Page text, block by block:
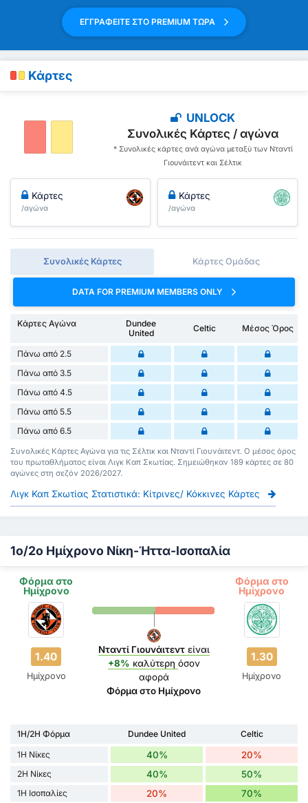
ΕΓΓΡΑΦΕΙΤΕ ΣΤΟ PREMIUM ΤΩΡΑ
Κάρτες
UNLOCK
Συνολικές Κάρτες / αγώνα
* Συνολικές κάρτες ανά αγώνα μεταξύ των Νταντί
Γιουνάιτεντ και Σέλτικ
Κάρτες
/αγώνα
Κάρτες
/αγώνα
Συνολικές Κάρτες Κάρτες Ομάδας
DATA FOR PREMIUM MEMBERS ONLY
Κάρτες Αγώνα
Dundee
United
Celtic Μέσος Όρος
Πάνω από 2.5
Πάνω από 3.5
Πάνω από 4.5
Πάνω από 5.5
Πάνω από 6.5
Συνολικές Κάρτες Αγώνα για τις Σέλτικ και Νταντί Γιουνάιτεντ. Ο μέσος όρος
του πρωταθλήματος είναι Λιγκ Καπ Σκωτίας. Σημειώθηκαν 189 κάρτες σε 80
αγώνες στη σεζόν 2026/2027.
Λιγκ Καπ Σκωτίας Στατιστικά: Κίτρινες/ Κόκκινες Κάρτες
1ο/2ο Ημίχρονο Νίκη-Ήττα-Ισοπαλία
Φόρμα στο
Ημίχρονο
Φόρμα στο
Ημίχρονο
1.40
Ημίχρονο
Νταντί Γιουνάιτεντείναι
+8% καλύτερη όσον
αφορά
Φόρμα στο Ημίχρονο
1.30
Ημίχρονο
1H/2H Φόρμα Dundee United
Celtic
1H Νίκες
40% 20%
2H Νίκες 40% 50%
1H Ισοπαλίες 20% 70%